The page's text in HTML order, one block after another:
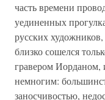
часть времени
уединенных
русских
близко сошелся
гравером Иорданом,
немногим:
заносчивостью,